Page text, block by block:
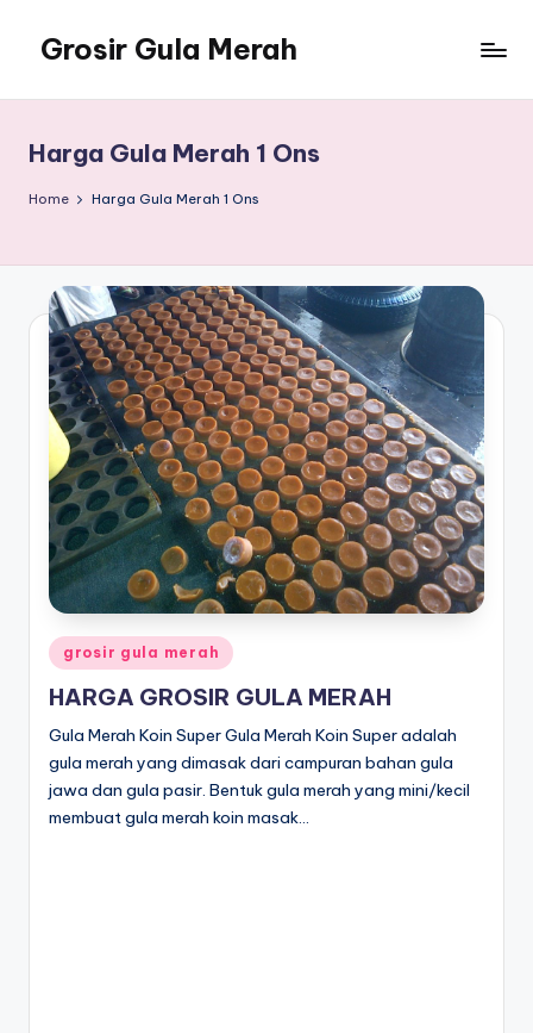
content
Grosir Gula Merah
Gula
Merah
Harga Gula Merah 1 Ons
Home Harga Gula Merah 1 Ons
Posted
in
grosir gula merah
HARGA GROSIR GULA MERAH
Gula Merah Koin Super Gula Merah Koin Super adalah
gula merah yang dimasak dari campuran bahan gula
jawa dan gula pasir. Bentuk gula merah yang mini/kecil
membuat gula merah koin masak…